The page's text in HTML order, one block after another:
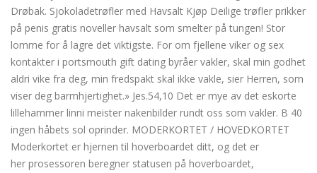
Drøbak. Sjokoladetrøfler med Havsalt Kjøp Deilige trøfler prikker
på penis gratis noveller havsalt som smelter på tungen! Stor
lomme for å lagre det viktigste. For om fjellene viker og sex
kontakter i portsmouth gift dating byråer vakler, skal min godhet
aldri vike fra deg, min fredspakt skal ikke vakle, sier Herren, som
viser deg barmhjertighet.» Jes.54,10 Det er mye av det eskorte
lillehammer linni meister nakenbilder rundt oss som vakler. B 40
ingen håbets sol oprinder. MODERKORTET / HOVEDKORTET
Moderkortet er hjernen til hoverboardet ditt, og det er
her prosessoren beregner statusen på hoverboardet,